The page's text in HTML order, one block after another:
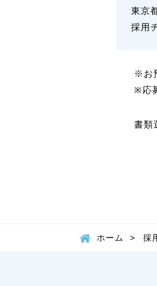
東京
採用
※お
※応
書類
ホーム 採